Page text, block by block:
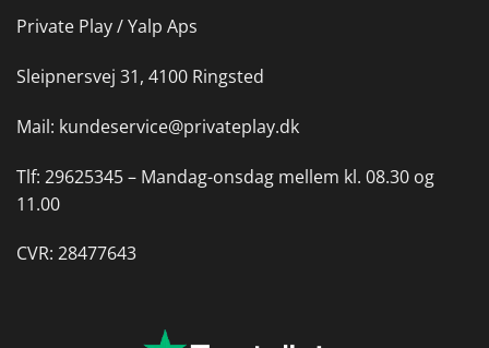
Private Play / Yalp Aps
Sleipnersvej 31, 4100 Ringsted
Mail: kundeservice@privateplay.dk
Tlf: 29625345 – Mandag-onsdag mellem kl. 08.30 og
11.00
CVR: 28477643